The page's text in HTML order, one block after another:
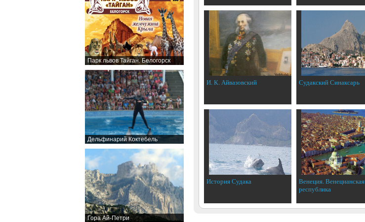
Парк львов Тайган. Белогорск
Дельфинарий Коктебель
Гора Ай-Петри
И. К. Айвазовский Судакский Синаксарь
История Судака
Венеция. Венецианская
республика